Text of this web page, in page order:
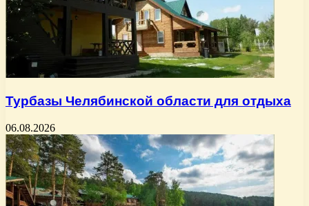
Турбазы Челябинской области для отдыха
06.08.2026